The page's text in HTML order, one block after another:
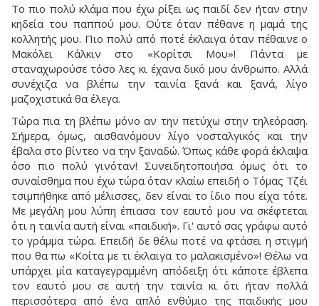
Το πιο πολύ κλάμα που έχω ρίξει ως παιδί δεν ήταν στην
κηδεία του παππού μου. Ούτε όταν πέθανε η μαμά της
κολλητής μου. Πιο πολύ από ποτέ έκλαιγα όταν πέθαινε ο
Μακόλει Κάλκιν στο «Κορίτσι Μου»! Πάντα με
σταναχωρούσε τόσο λες κι έχανα δικό μου άνθρωπο. Αλλά
συνέχιζα να βλέπω την ταινία ξανά και ξανά, λίγο
μαζοχιστικά θα έλεγα.
Τώρα πια τη βλέπω μόνο αν την πετύχω στην τηλεόραση.
Σήμερα, όμως, αισθανόμουν λίγο νοσταλγικός και την
έβαλα στο βίντεο να την ξαναδώ. Όπως κάθε φορά έκλαψα
όσο πιο πολύ γινόταν! Συνειδητοποιήσα όμως ότι το
συναίσθημα που έχω τώρα όταν κλαίω επειδή ο Τόμας Τζέι
τσιμπήθηκε από μέλισσες, δεν είναι το ίδιο που είχα τότε.
Με μεγάλη μου λύπη έπιασα τον εαυτό μου να σκέφτεται
ότι η ταινία αυτή είναι «παιδική». Γι' αυτό σας γράφω αυτό
το γράμμα τώρα. Επειδή δε θέλω ποτέ να φτάσει η στιγμή
που θα πω «Κοίτα με τι έκλαιγα το μαλακισμένο»! Θέλω να
υπάρχει μία καταγεγραμμένη απόδειξη ότι κάποτε έβλεπα
τον εαυτό μου σε αυτή την ταινία κι ότι ήταν πολλά
περισσότερα από ένα απλό ενθύμιο της παιδικής μου